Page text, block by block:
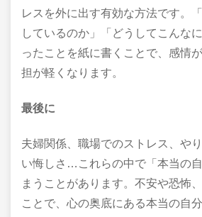
レスを外に出す有効な方法です。
しているのか」「どうしてこんな
ったことを紙に書くことで、感情
担が軽くなります。
最後に
夫婦関係、職場でのストレス、や
い悔しさ…これらの中で「本当の
まうことがあります。不安や恐怖
ことで、心の奥底にある本当の自